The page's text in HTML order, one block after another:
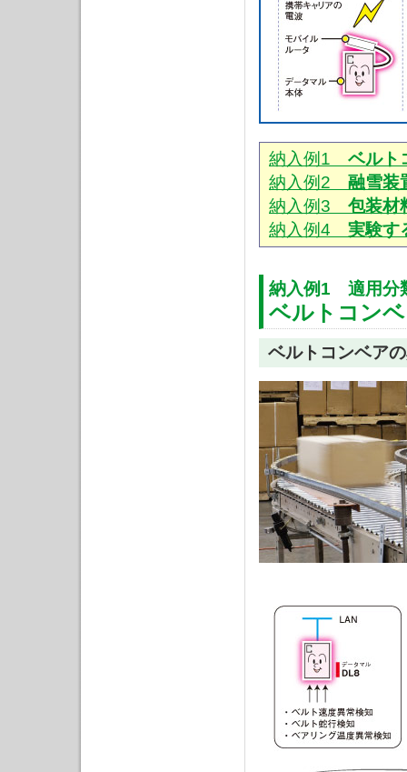
納入例1 ベルト
納入例2 融雪装
納入例3 包装材
納入例4 実験す
納入例1 適用分
ベルトコン
ベルトコンベア